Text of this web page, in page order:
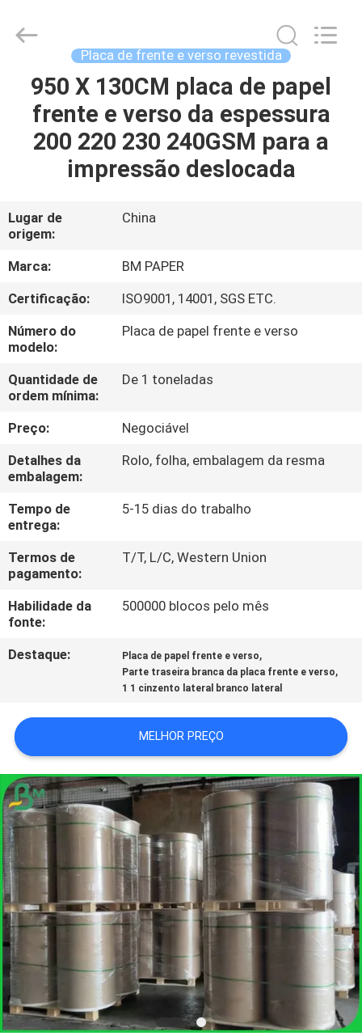
PARA
CASA
PRODUTOS
SOBRE
NÓS
VISITA
À
FÁBRICA
CONTROLE
DE
QUALIDADE
CONTACTE-
NOS
NOTÍCIAS
DO
SITE
POLÍTICA
DE
PRIVACIDADE
BMPAPER
CO.,LTD.
Reserved.
Placa de frente e verso revestida
950 X 130CM placa de papel
frente e verso da espessura
200 220 230 240GSM para a
impressão deslocada
Lugar de
origem:
China
Marca:
BM PAPER
Certificação:
ISO9001, 14001, SGS ETC.
Número do
modelo:
Placa de papel frente e verso
Quantidade de
ordem mínima:
De 1 toneladas
Preço:
Negociável
Detalhes da
embalagem:
Rolo, folha, embalagem da resma
Tempo de
entrega:
5-15 dias do trabalho
Termos de
pagamento:
T/T, L/C, Western Union
Habilidade da
fonte:
500000 blocos pelo mês
Destaque: Placa de papel frente e verso,
Parte traseira branca da placa frente e verso,
1 1 cinzento lateral branco lateral
MELHOR PREÇO